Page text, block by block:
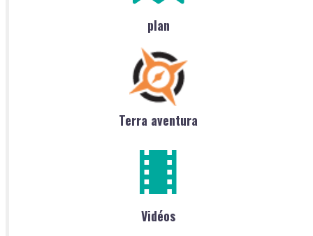
plan
Terra aventura
Vidéos